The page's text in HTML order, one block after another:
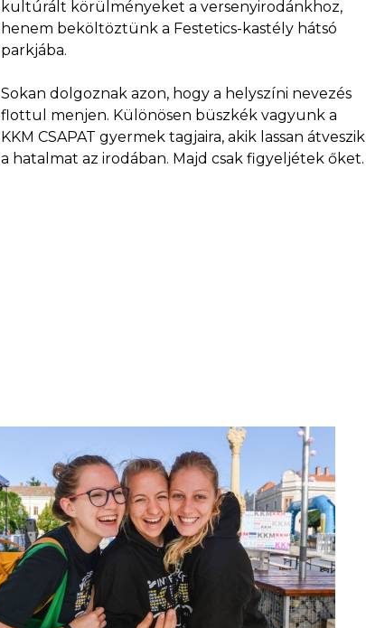
kultúrált körülményeket a versenyirodánkhoz,
henem beköltöztünk a Festetics-kastély hátsó
parkjába.
Sokan dolgoznak azon, hogy a helyszíni nevezés
flottul menjen. Különösen büszkék vagyunk a
KKM CSAPAT gyermek tagjaira, akik lassan átveszik
a hatalmat az irodában. Majd csak figyeljétek őket.